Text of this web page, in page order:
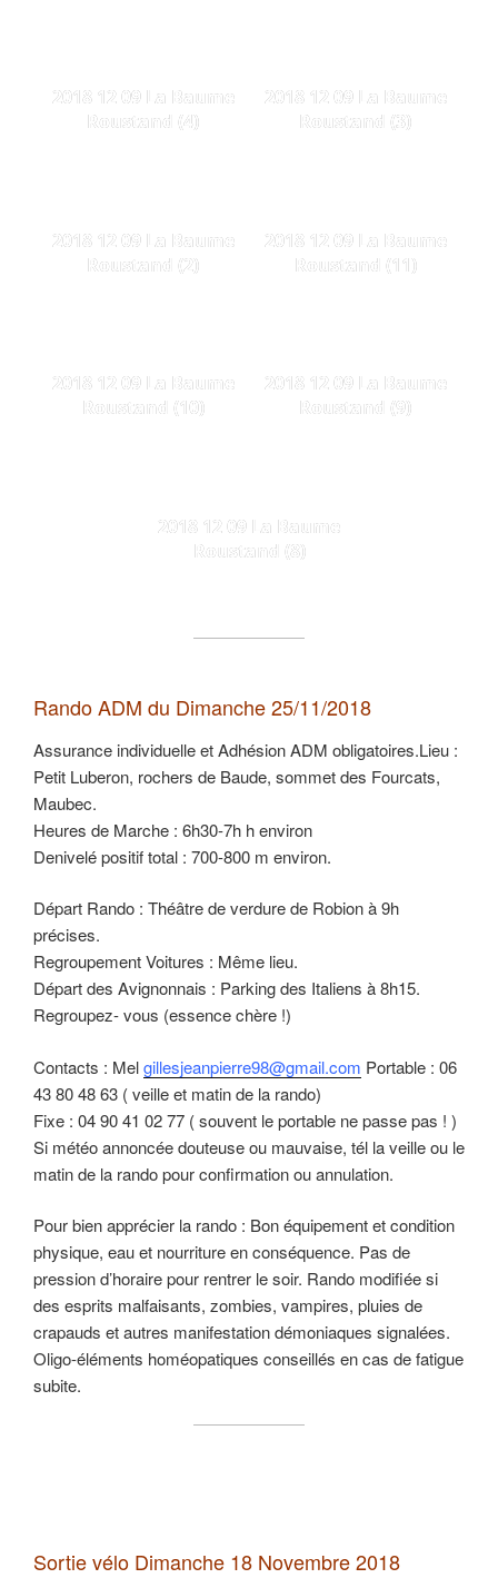
2018 12 09 La Baume
Roustand (4)
2018 12 09 La Baume
Roustand (3)
2018 12 09 La Baume
Roustand (2)
2018 12 09 La Baume
Roustand (11)
2018 12 09 La Baume
Roustand (10)
2018 12 09 La Baume
Roustand (9)
2018 12 09 La Baume
Roustand (8)
Rando ADM du Dimanche 25/11/2018
Assurance individuelle et Adhésion ADM obligatoires.Lieu :
Petit Luberon, rochers de Baude, sommet des Fourcats,
Maubec.
Heures de Marche : 6h30-7h h environ
Denivelé positif total : 700-800 m environ.
Départ Rando : Théâtre de verdure de Robion à 9h
précises.
Regroupement Voitures : Même lieu.
Départ des Avignonnais : Parking des Italiens à 8h15.
Regroupez- vous (essence chère !)
Contacts : Melgillesjeanpierre98@gmail.com Portable : 06
43 80 48 63 ( veille et matin de la rando)
Fixe : 04 90 41 02 77 ( souvent le portable ne passe pas ! )
Si météo annoncée douteuse ou mauvaise, tél la veille ou le
matin de la rando pour confirmation ou annulation.
Pour bien apprécier la rando : Bon équipement et condition
physique, eau et nourriture en conséquence. Pas de
pression d’horaire pour rentrer le soir. Rando modifiée si
des esprits malfaisants, zombies, vampires, pluies de
crapauds et autres manifestation démoniaques signalées.
Oligo-éléments homéopatiques conseillés en cas de fatigue
subite.
Sortie vélo Dimanche 18 Novembre 2018